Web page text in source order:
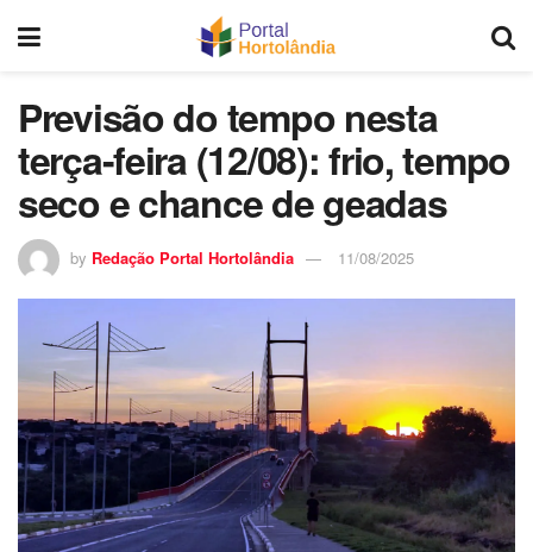
Previsão do tempo nesta
terça-feira (12/08): frio, tempo
seco e chance de geadas
by Redação Portal Hortolândia 11/08/2025